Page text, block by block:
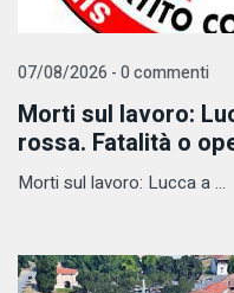
07/08/2026 - 0 commenti
Morti sul lavoro:
rossa. Fatalità o
Morti sul lavoro: Lucca a ...